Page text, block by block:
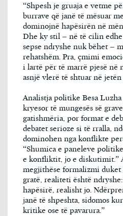
“Shpesh je gruaja e vetme
burrave që janë të mësuar
dominojnë hapësirën në
Dhe ky stil – në të cilin
sepse ndryshe nuk bëhet –
rehatshëm. Pra, çmimi
i lartë për të marrë pjesë në
asnjë vlerë të shtuar në
Analistja politike Besa
kryesor të mungesës së
gatishmëria, por format e
debatet serioze si të rralla,
dominohen nga konflikte
“Shumica e paneleve
e konfliktit, jo e diskutimit.”
megjithëse formalizmi duket
gratë, realiteti është
hapësirë, realisht jo.
janë të shpeshta, sidomos
kritike ose të pavarura.”